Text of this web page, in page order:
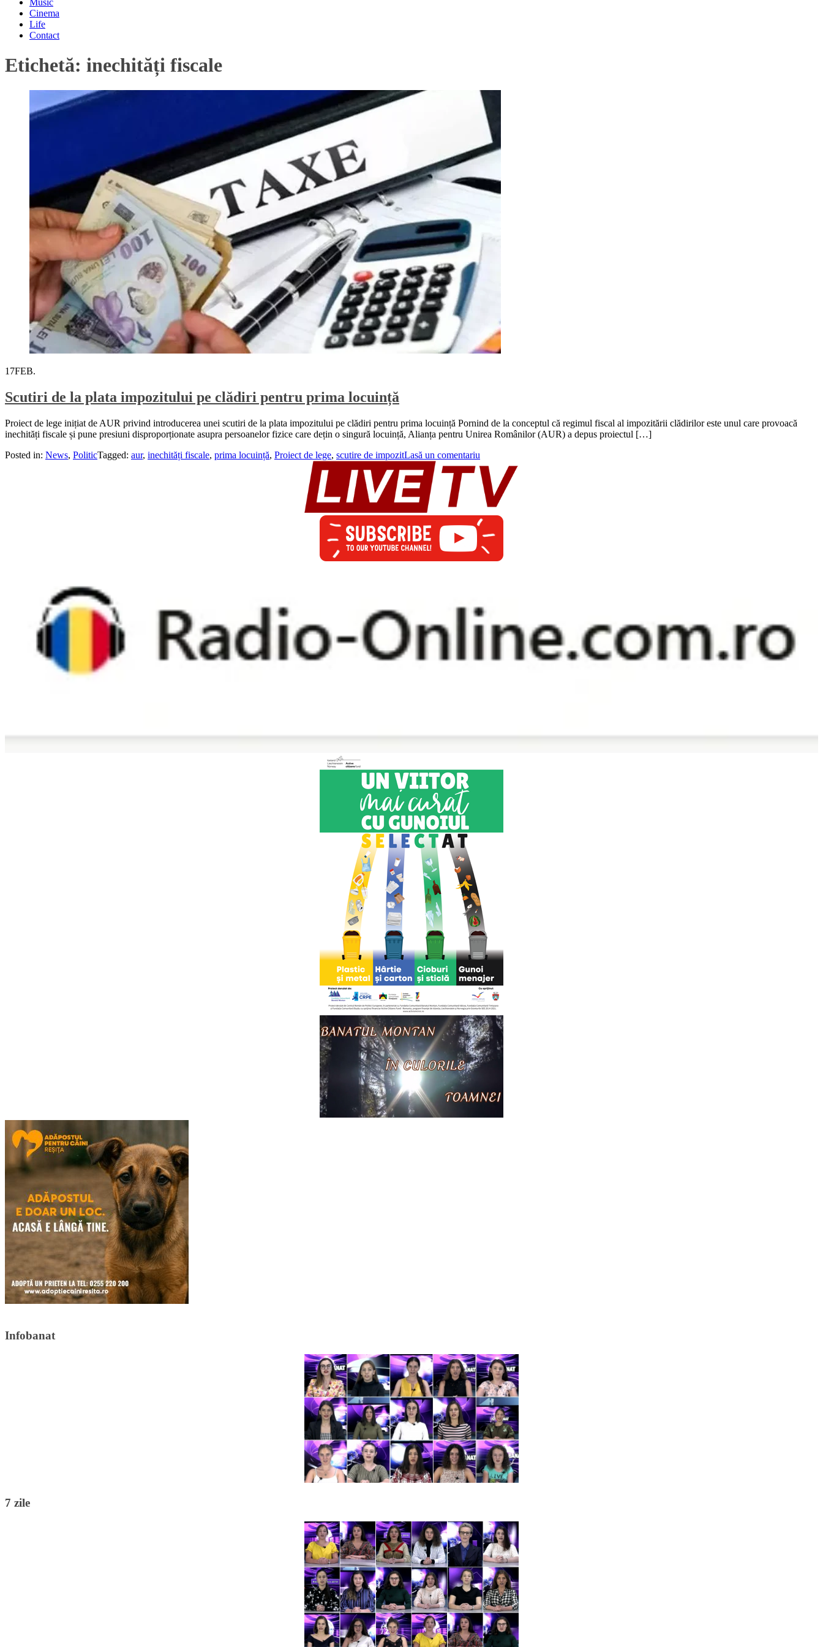
Music
Cinema
Life
Contact
Etichetă: inechități fiscale
17FEB.
Scutiri de la plata impozitului pe clădiri pentru prima locuință
Proiect de lege inițiat de AUR privind introducerea unei scutiri de la plata impozitului pe clădiri pentru prima locuință Pornind de la conceptul că regimul fiscal al impozitării clădirilor este unul care provoacă
inechități fiscale și pune presiuni disproporționate asupra persoanelor fizice care dețin o singură locuință, Alianța pentru Unirea Românilor (AUR) a depus proiectul […]
Posted in: News, PoliticTagged: aur, inechități fiscale, prima locuință, Proiect de lege, scutire de impozitLasă un comentariu
Infobanat
7 zile